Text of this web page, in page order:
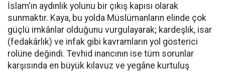
İslam'ın aydınlık yolunu bir çıkış kapısı olarak
sunmaktır. Kaya, bu yolda Müslümanların elinde çok
güçlü imkânlar olduğunu vurgulayarak; kardeşlik, isar
(fedakârlık) ve infak gibi kavramların yol gösterici
rolüne değindi. Tevhid inancının ise tüm sorunlar
karşısında en büyük kılavuz ve yegâne kurtuluş